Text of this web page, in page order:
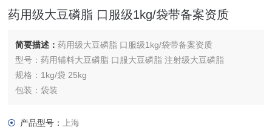
药用级大豆磷脂 口服级1kg/袋带备案资质
简要描述：药用级大豆磷脂 口服级1kg/袋带备案资质
型号：药用辅料大豆磷脂 口服大豆磷脂 注射级大豆磷脂
规格：1kg/袋 25kg
包装：袋装
作用：口服用药用辅料，乳化剂，增溶剂
产品型号： 上海